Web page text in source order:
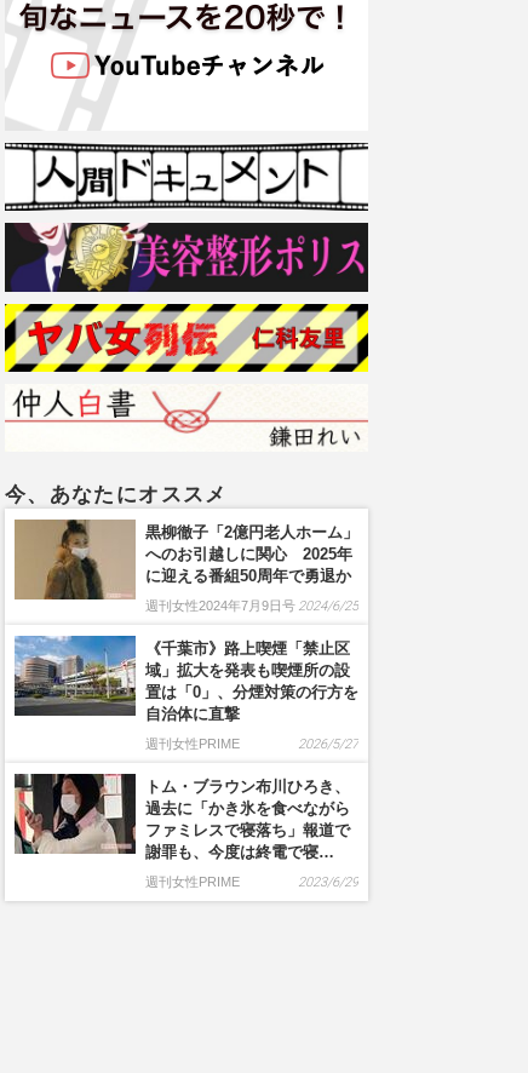
今、あなたにオススメ
黒柳徹子「2億円老人ホーム」
へのお引越しに関心 2025年
に迎える番組50周年で勇退か
週刊女性2024年7月9日号 2024/6/25
《千葉市》路上喫煙「禁止区
域」拡大を発表も喫煙所の設
置は「0」、分煙対策の行方を
自治体に直撃
週刊女性PRIME 2026/5/27
トム・ブラウン布川ひろき、
過去に「かき氷を食べながら
ファミレスで寝落ち」報道で
謝罪も、今度は終電で寝…
週刊女性PRIME 2023/6/29